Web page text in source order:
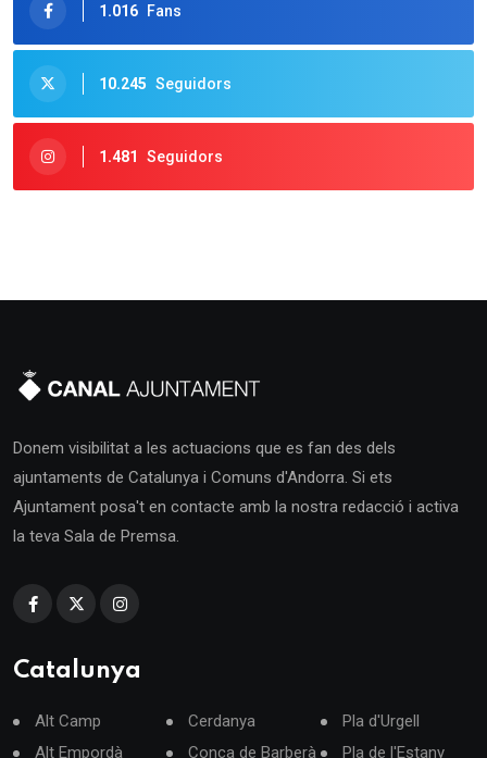
1.016 Fans
10.245 Seguidors
1.481 Seguidors
Donem visibilitat a les actuacions que es fan des dels
ajuntaments de Catalunya i Comuns d'Andorra. Si ets
Ajuntament posa't en contacte amb la nostra redacció i activa
la teva Sala de Premsa.
Catalunya
Alt Camp
Alt Empordà
Cerdanya
Conca de Barberà
Pla d'Urgell
Pla de l'Estany